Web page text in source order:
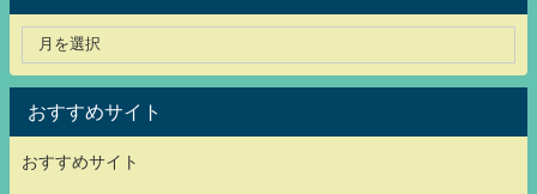
おすすめサイト
おすすめサイト